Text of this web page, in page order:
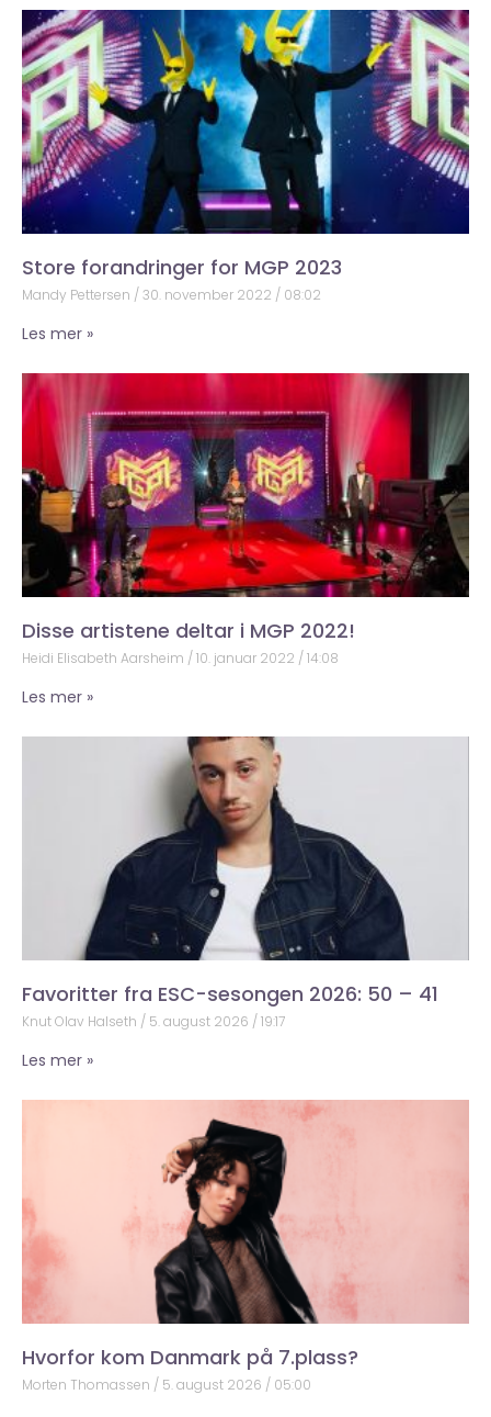
Store forandringer for MGP 2023
Mandy Pettersen 30. november 2022 08:02
Les mer »
Disse artistene deltar i MGP 2022!
Heidi Elisabeth Aarsheim 10. januar 2022 14:08
Les mer »
Favoritter fra ESC-sesongen 2026: 50 – 41
Knut Olav Halseth 5. august 2026 19:17
Les mer »
Hvorfor kom Danmark på 7.plass?
Morten Thomassen 5. august 2026 05:00